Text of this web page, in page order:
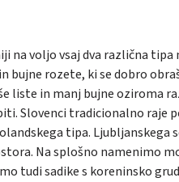
na voljo vsaj dva različna
bujne rozete, ki se dobro
liste in manj bujne oziroma
Slovenci tradicionalno raje
tipa. Ljubljanskega
Na splošno namenimo
tudi sadike s koreninsko